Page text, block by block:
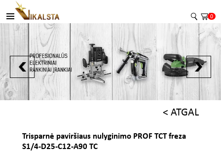
0
< ATGAL
Trisparnė paviršiaus nulyginimo PROF TCT freza
S1/4-D25-C12-A90 TC